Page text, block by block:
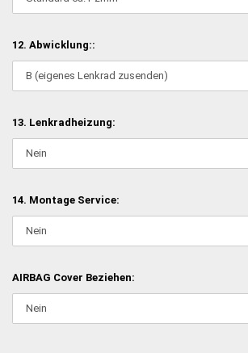
12. Abwicklung::
13. Lenkradheizung:
14. Montage Service:
AIRBAG Cover Beziehen: